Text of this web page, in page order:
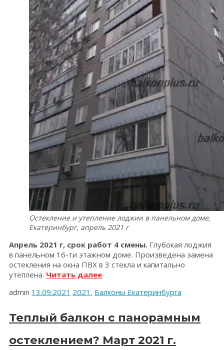
Остекление и утепление лоджии в панельном доме,
Екатеринбург, апрель 2021 г
Апрель 2021 г, срок работ 4 смены. Глубокая лоджия
в панельном 16-ти этажном доме. Произведена замена
остекления на окна ПВХ в 3 стекла и капитально
утеплена. Читать далее«Остекление
утепление
Екатеринбург,
апрель
2021
г»
admin 13.09.2021 2021 , Балконы Екатеринбурга
Теплый балкон с панорамным
остеклением? Март 2021 г.